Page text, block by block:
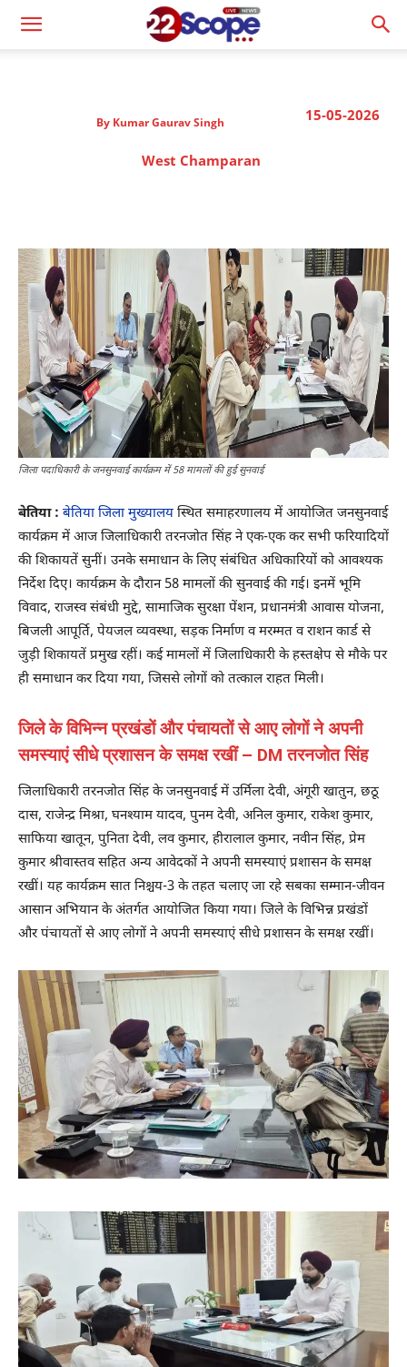
15-05-2026
By Kumar Gaurav Singh
West Champaran
जिला पदाधिकारी के जनसुनवाई कार्यक्रम में 58 मामलों की हुई सुनवाई
बेतिया : बेतिया जिला मुख्यालय स्थित समाहरणालय में आयोजित जनसुनवाई
कार्यक्रम में आज जिलाधिकारी तरनजोत सिंह ने एक-एक कर सभी फरियादियों
की शिकायतें सुनीं। उनके समाधान के लिए संबंधित अधिकारियों को आवश्यक
निर्देश दिए। कार्यक्रम के दौरान 58 मामलों की सुनवाई की गई। इनमें भूमि
विवाद, राजस्व संबंधी मुद्दे, सामाजिक सुरक्षा पेंशन, प्रधानमंत्री आवास योजना,
बिजली आपूर्ति, पेयजल व्यवस्था, सड़क निर्माण व मरम्मत व राशन कार्ड से
जुड़ी शिकायतें प्रमुख रहीं। कई मामलों में जिलाधिकारी के हस्तक्षेप से मौके पर
ही समाधान कर दिया गया, जिससे लोगों को तत्काल राहत मिली।
जिले के विभिन्न प्रखंडों और पंचायतों से आए लोगों ने अपनी
समस्याएं सीधे प्रशासन के समक्ष रखीं – DM तरनजोत सिंह
जिलाधिकारी तरनजोत सिंह के जनसुनवाई में उर्मिला देवी, अंगूरी खातुन, छठू
दास, राजेन्द्र मिश्रा, घनश्याम यादव, पुनम देवी, अनिल कुमार, राकेश कुमार,
साफिया खातून, पुनिता देवी, लव कुमार, हीरालाल कुमार, नवीन सिंह, प्रेम
कुमार श्रीवास्तव सहित अन्य आवेदकों ने अपनी समस्याएं प्रशासन के समक्ष
रखीं। यह कार्यक्रम सात निश्चय-3 के तहत चलाए जा रहे सबका सम्मान-जीवन
आसान अभियान के अंतर्गत आयोजित किया गया। जिले के विभिन्न प्रखंडों
और पंचायतों से आए लोगों ने अपनी समस्याएं सीधे प्रशासन के समक्ष रखीं।